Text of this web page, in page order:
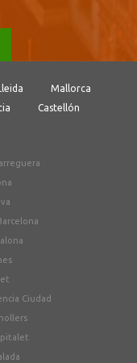
Mallorca
Castellón
Ciudad